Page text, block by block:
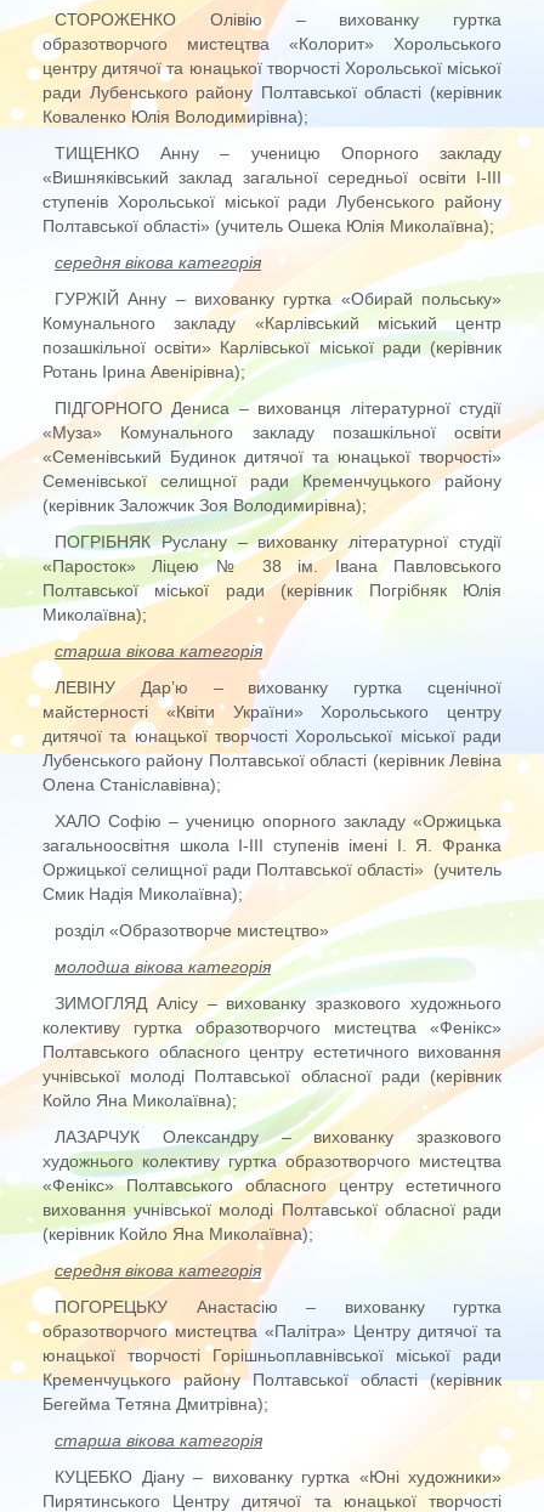
СТОРОЖЕНКО Олівію – вихованку гуртка
образотворчого мистецтва «Колорит» Хорольського
центру дитячої та юнацької творчості Хорольської міської
ради Лубенського району Полтавської області (керівник
Коваленко Юлія Володимирівна);
ТИЩЕНКО Анну – ученицю Опорного закладу
«Вишняківський заклад загальної середньої освіти І-ІІІ
ступенів Хорольської міської ради Лубенського району
Полтавської області» (учитель Ошека Юлія Миколаївна);
середня вікова категорія
ГУРЖІЙ Анну – вихованку гуртка «Обирай польську»
Комунального закладу «Карлівський міський центр
позашкільної освіти» Карлівської міської ради (керівник
Ротань Ірина Авенірівна);
ПІДГОРНОГО Дениса – вихованця літературної студії
«Муза» Комунального закладу позашкільної освіти
«Семенівський Будинок дитячої та юнацької творчості»
Семенівської селищної ради Кременчуцького району
(керівник Заложчик Зоя Володимирівна);
ПОГРІБНЯК Руслану – вихованку літературної студії
«Паросток» Ліцею № 38 ім. Івана Павловського
Полтавської міської ради (керівник Погрібняк Юлія
Миколаївна);
старша вікова категорія
ЛЕВІНУ Дар’ю – вихованку гуртка сценічної
майстерності «Квіти України» Хорольського центру
дитячої та юнацької творчості Хорольської міської ради
Лубенського району Полтавської області (керівник Левіна
Олена Станіславівна);
ХАЛО Софію – ученицю опорного закладу «Оржицька
загальноосвітня школа І-ІІІ ступенів імені І. Я. Франка
Оржицької селищної ради Полтавської області» (учитель
Смик Надія Миколаївна);
розділ «Образотворче мистецтво»
молодша вікова категорія
ЗИМОГЛЯД Алісу – вихованку зразкового художнього
колективу гуртка образотворчого мистецтва «Фенікс»
Полтавського обласного центру естетичного виховання
учнівської молоді Полтавської обласної ради (керівник
Койло Яна Миколаївна);
ЛАЗАРЧУК Олександру – вихованку зразкового
художнього колективу гуртка образотворчого мистецтва
«Фенікс» Полтавського обласного центру естетичного
виховання учнівської молоді Полтавської обласної ради
(керівник Койло Яна Миколаївна);
середня вікова категорія
ПОГОРЕЦЬКУ Анастасію – вихованку гуртка
образотворчого мистецтва «Палітра» Центру дитячої та
юнацької творчості Горішньоплавнівської міської ради
Кременчуцького району Полтавської області (керівник
Бегейма Тетяна Дмитрівна);
старша вікова категорія
КУЦЕБКО Діану – вихованку гуртка «Юні художники»
Пирятинського Центру дитячої та юнацької творчості